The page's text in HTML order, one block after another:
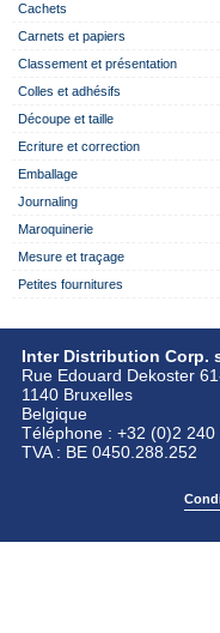
Cachets
Carnets et papiers
Classement et présentation
Colles et adhésifs
Découpe et taille
Ecriture et correction
Emballage
Journaling
Maroquinerie
Mesure et traçage
Petites fournitures
Inter Distribution Corp.
Rue Edouard Dekoster
1140 Bruxelles
Belgique
Téléphone : +32 (0)2 240
TVA : BE 0450.288.252